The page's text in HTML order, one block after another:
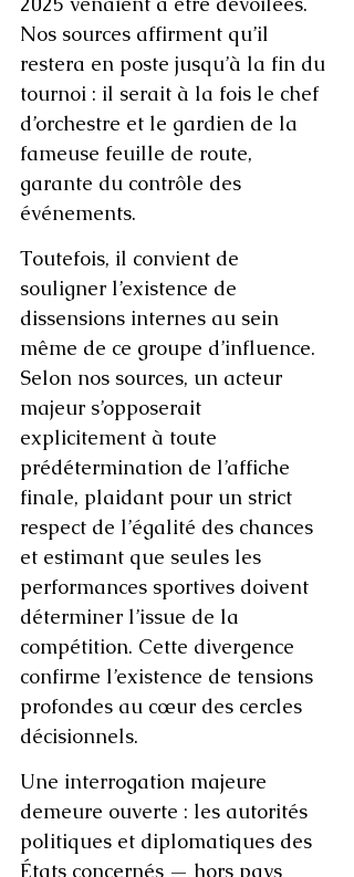
Nos sources affirment qu’il
restera en poste jusqu’à la fin du
tournoi : il serait à la fois le chef
d’orchestre et le gardien de la
fameuse feuille de route,
garante du contrôle des
événements.
Toutefois, il convient de
souligner l’existence de
dissensions internes au sein
même de ce groupe d’influence.
Selon nos sources, un acteur
majeur s’opposerait
explicitement à toute
prédétermination de l’affiche
finale, plaidant pour un strict
respect de l’égalité des chances
et estimant que seules les
performances sportives doivent
déterminer l’issue de la
compétition. Cette divergence
confirme l’existence de tensions
profondes au cœur des cercles
décisionnels.
Une interrogation majeure
demeure ouverte : les autorités
politiques et diplomatiques des
États concernés — hors pays